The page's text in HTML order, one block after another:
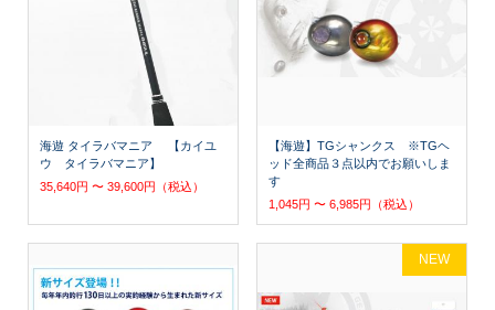
海遊 タイラバマニア 【カイユ
ウ タイラバマニア】
35,640円 〜 39,600円（税込）
【海遊】TGシャンクス ※TGヘ
ッド全商品３点以内でお願いしま
す
1,045円 〜 6,985円（税込）
NEW